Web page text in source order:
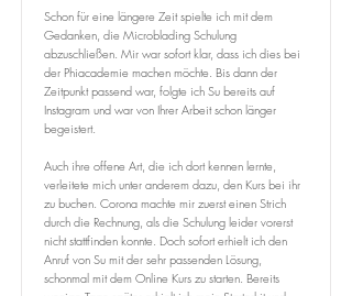
Schon für eine längere Zeit spielte ich mit dem
Gedanken, die Microblading Schulung
abzuschließen. Mir war sofort klar, dass ich dies bei
der Phiacademie machen möchte. Bis dann der
Zeitpunkt passend war, folgte ich Su bereits auf
Instagram und war von Ihrer Arbeit schon länger
begeistert.
Auch ihre offene Art, die ich dort kennen lernte,
verleitete mich unter anderem dazu, den Kurs bei ihr
zu buchen. Corona machte mir zuerst einen Strich
durch die Rechnung, als die Schulung leider vorerst
nicht stattfinden konnte. Doch sofort erhielt ich den
Anruf von Su mit der sehr passenden Lösung,
schonmal mit dem Online Kurs zu starten. Bereits